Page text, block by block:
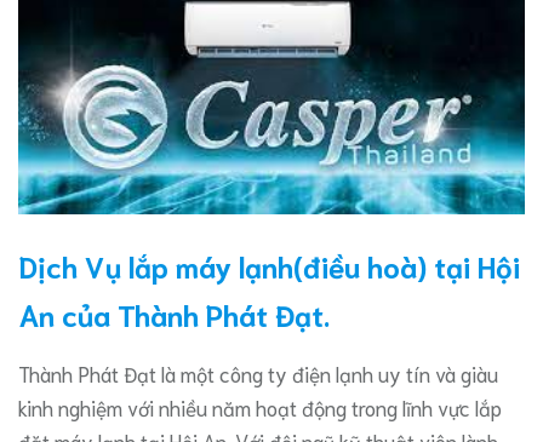
Dịch Vụ lắp máy lạnh(điều hoà) tại Hội
An của Thành Phát Đạt.
Thành Phát Đạt là một công ty điện lạnh uy tín và giàu
kinh nghiệm với nhiều năm hoạt động trong lĩnh vực lắp